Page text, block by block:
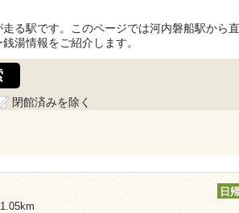
る駅です。このページでは河内磐船駅から
湯情報をご紹介します。
閉館済みを除く
日